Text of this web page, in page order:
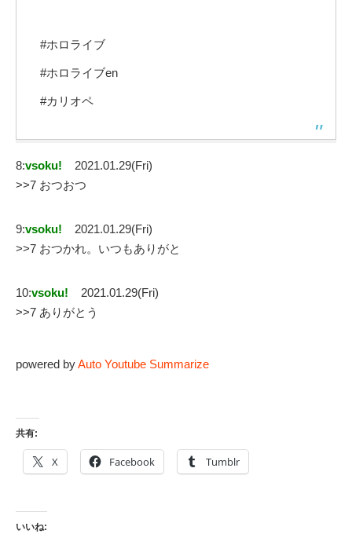
#ホロライブ
#ホロライブen
#カリオペ
8:vsoku!
2021.01.29(Fri)
>>7 おつおつ
9:vsoku!
2021.01.29(Fri)
>>7 おつかれ。いつもありがと
10:vsoku!
2021.01.29(Fri)
>>7 ありがとう
powered byAuto Youtube Summarize
共有:
X Facebook Tumblr
いいね: